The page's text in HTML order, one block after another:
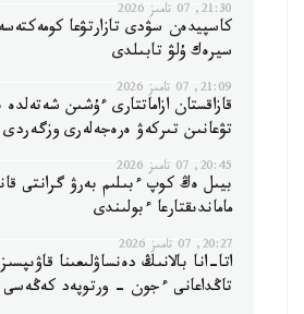
21:30, 07 تامىز 2026
كاسپيدەن سۋدى تازارتۋعا
سيرەك ۇلۋ تابىلدى
21:09, 07 تامىز 2026
قازاقستان ازاماتتارى ءۇشىن شەتەلدە
تۋعانىن تىركەۋ ەرەجەلەرى وزگەردى
20:45, 07 تامىز 2026
بيىل ەڭ كوپ ءبىلىم بەرۋ گرانتى
ماماندىقتارعا ءبولىندى
20:27, 07 تامىز 2026
اتا-انا بالانىڭ دەنساۋلىعىنا
تاڭداعانى ءجون - ورتوپەد كەڭەسى